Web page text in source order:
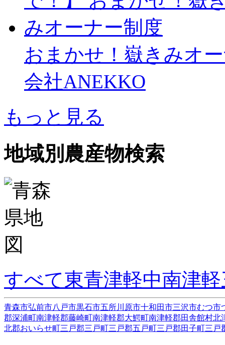
おまかせ！嶽きみオ
会社ANEKKO
もっと見る
地域別農産物検索
すべて東青津軽中南津軽
青森市弘前市八戸市黒石市五所川原市十和田市三沢市むつ市
郡深浦町南津軽郡藤崎町南津軽郡大鰐町南津軽郡田舎館村北
北郡おいらせ町三戸郡三戸町三戸郡五戸町三戸郡田子町三戸